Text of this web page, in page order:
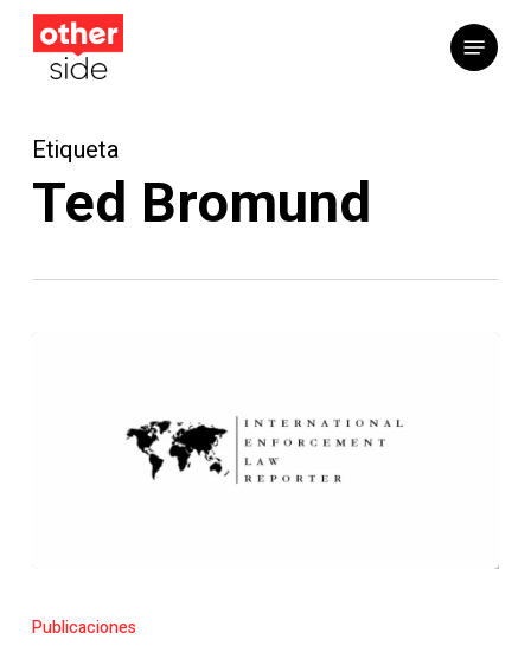
Saltar
contenido
Menú
Etiqueta
Ted Bromund
Plata
Publicaciones